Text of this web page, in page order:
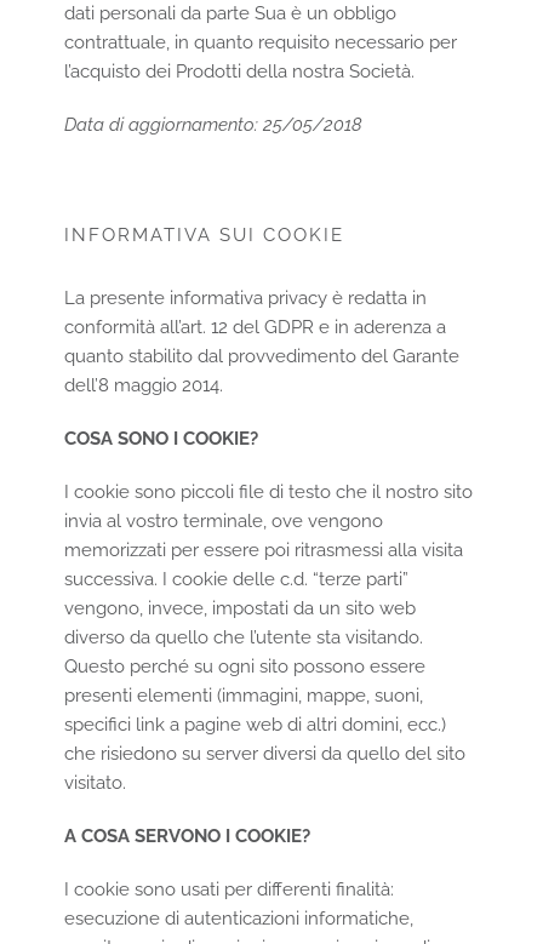
dati personali da parte Sua è un obbligo
contrattuale, in quanto requisito necessario per
l’acquisto dei Prodotti della nostra Società.
Data di aggiornamento: 25/05/2018
INFORMATIVA SUI COOKIE
La presente informativa privacy è redatta in
conformità all’art. 12 del GDPR e in aderenza a
quanto stabilito dal provvedimento del Garante
dell’8 maggio 2014.
COSA SONO I COOKIE?
I cookie sono piccoli file di testo che il nostro sito
invia al vostro terminale, ove vengono
memorizzati per essere poi ritrasmessi alla visita
successiva. I cookie delle c.d. “terze parti”
vengono, invece, impostati da un sito web
diverso da quello che l’utente sta visitando.
Questo perché su ogni sito possono essere
presenti elementi (immagini, mappe, suoni,
specifici link a pagine web di altri domini, ecc.)
che risiedono su server diversi da quello del sito
visitato.
A COSA SERVONO I COOKIE?
I cookie sono usati per differenti finalità:
esecuzione di autenticazioni informatiche,